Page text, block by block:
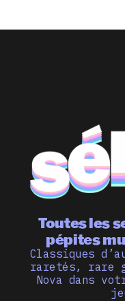
Toutes les
pépites
Classiques
raretés, rare
Nova dans